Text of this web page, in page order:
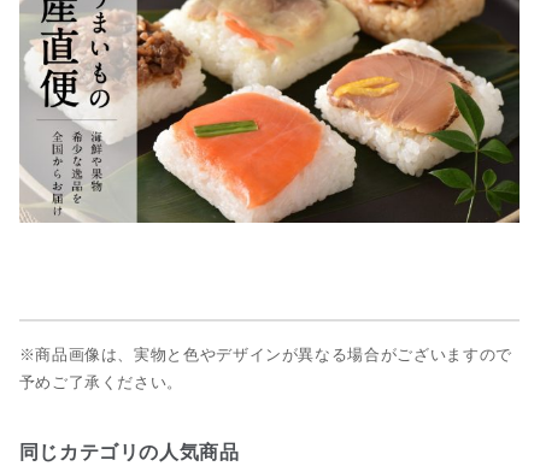
※商品画像は、実物と色やデザインが異なる場合がございますので
予めご了承ください。
同じカテゴリの人気商品